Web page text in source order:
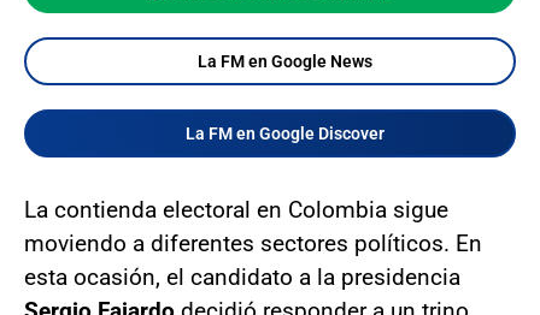
La FM en Google News
La FM en Google Discover
La contienda electoral en Colombia sigue
moviendo a diferentes sectores políticos. En
esta ocasión, el candidato a la presidencia